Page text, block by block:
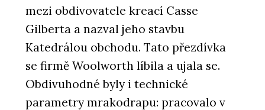
mezi obdivovatele kreací Casse
Gilberta a nazval jeho stavbu
Katedrálou obchodu. Tato přezdívka
se firmě Woolworth líbila a ujala se.
Obdivuhodné byly i technické
parametry mrakodrapu: pracovalo v